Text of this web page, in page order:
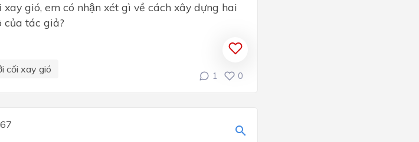
gió, em có nhận xét gì về cách xây dựng hai
của tác giả?
cối xay gió
1 0